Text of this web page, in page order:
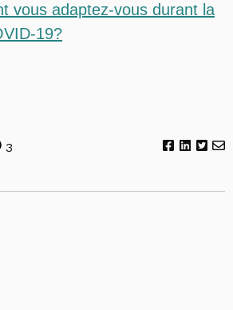
vous adaptez-vous durant la
19?
3